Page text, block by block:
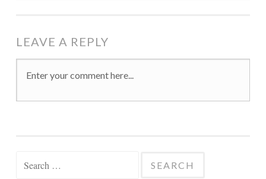
LEAVE A REPLY